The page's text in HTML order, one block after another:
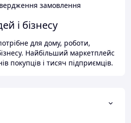
замовлення
і бізнесу
для дому, роботи,
Найбільший маркетплейс
покупців і тисяч підприємців.